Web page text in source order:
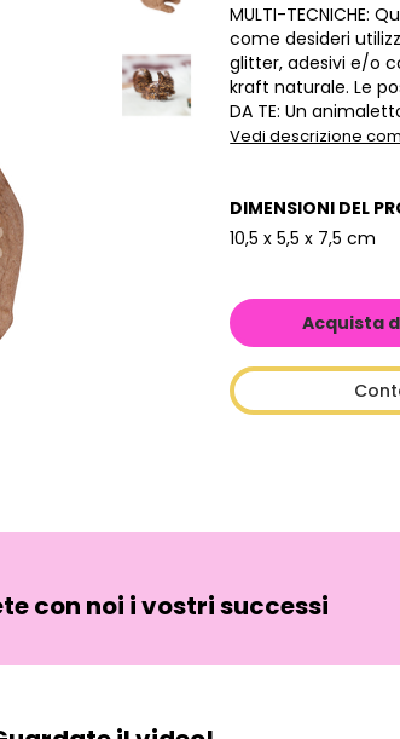
MULTI-TECNICHE:
come desideri
glitter, adesivi e/o
kraft naturale. Le
DA TE: Un
Vedi descrizione
DIMENSIONI DEL
10,5 x 5,5 x 7,5 cm
Acquista
con noi i vostri successi